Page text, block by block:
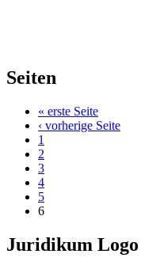
Seiten
« erste Seite
‹ vorherige Seite
1
2
3
4
5
6
Juridikum Logo